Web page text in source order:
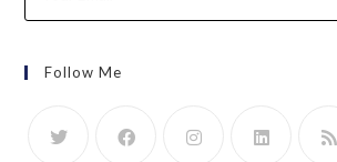
Follow Me